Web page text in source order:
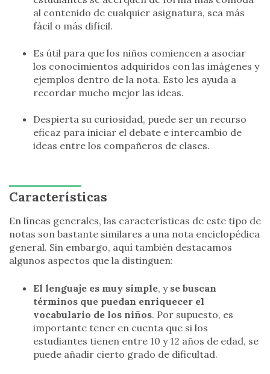
al contenido de cualquier asignatura, sea más
fácil o más difícil.
Es útil para que los niños comiencen a asociar
los conocimientos adquiridos con las imágenes y
ejemplos dentro de la nota. Esto les ayuda a
recordar mucho mejor las ideas.
Despierta su curiosidad, puede ser un recurso
eficaz para iniciar el debate e intercambio de
ideas entre los compañeros de clases.
Características
En líneas generales, las características de este tipo de
notas son bastante similares a una nota enciclopédica
general. Sin embargo, aquí también destacamos
algunos aspectos que la distinguen:
El lenguaje es muy simple, y se buscan
términos que puedan enriquecer el
vocabulario de los niños. Por supuesto, es
importante tener en cuenta que si los
estudiantes tienen entre 10 y 12 años de edad, se
puede añadir cierto grado de dificultad.